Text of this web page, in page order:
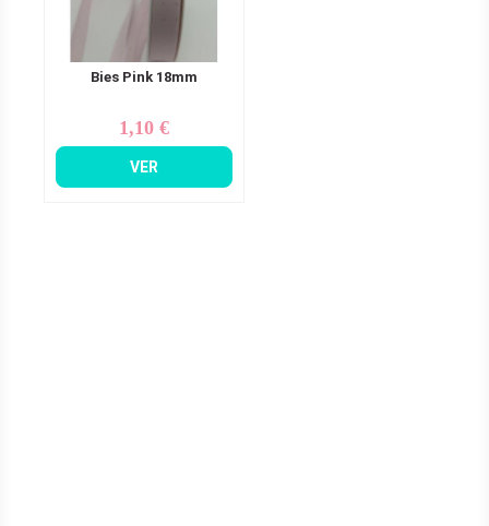
Bies Pink 18mm
Precio
1,10 €
VER